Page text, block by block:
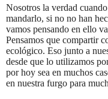
Nosotros la verdad
mandarlo, si no no han
vamos pensando en ello
Pensamos que compartir
ecológico. Eso junto a
desde que lo utilizamos
por hoy sea en muchos
en nuestra furgo para